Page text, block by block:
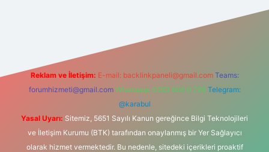
Reklam ve İletişim: E-mail: backlinkpaneli@gmail.com Teams:
forumhizmeti@gmail.com Whatsapp: 0262 606 0 726 Telegram:
@karabul
Yasal Uyarı: Sitemiz, 5651 Sayılı Kanun gereğince Bilgi Teknolojileri
ve İletişim Kurumu (BTK) tarafından onaylanmış bir Yer Sağlayıcı
olarak hizmet vermektedir. Bu nedenle, sitedeki içerikleri proaktif